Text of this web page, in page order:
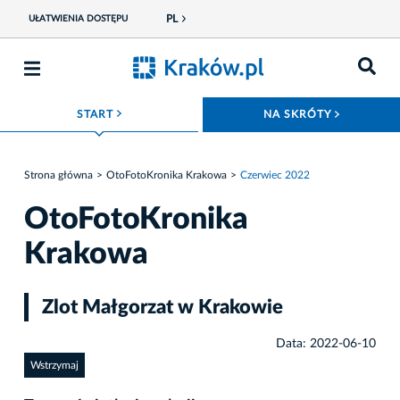
UŁATWIENIA DOSTĘPU PL
START ROZWIŃ MENU NA SKRÓTY
Strona główna OtoFotoKronika Krakowa Czerwiec 2022
OtoFotoKronika
Krakowa
Zlot Małgorzat w Krakowie
Data: 2022-06-10
Wstrzymaj